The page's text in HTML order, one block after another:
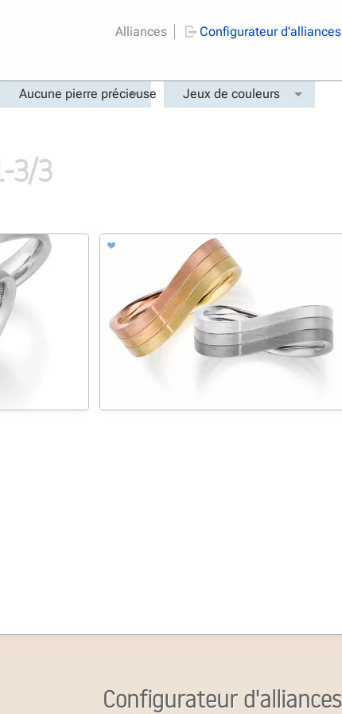
Alliances Configurateur d'alliances
Aucune pierre précieuse Jeux de couleurs
3/3
Configurateur d'alliances